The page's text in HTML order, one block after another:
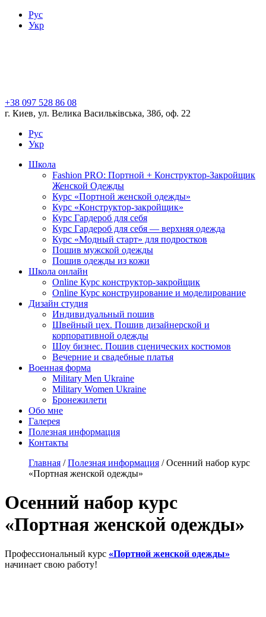
Рус
Укр
+38 097 528 86 08
г. Киев, ул. Велика Васильківська, 38б, оф. 22
Рус
Укр
Школа
Fashion PRO: Портной + Конструктор-Закройщик
Женской Одежды
Курс «Портной женской одежды»
Курс «Конструктор-закройщик»
Курс Гардероб для себя
Курс Гардероб для себя — верхняя одежда
Курс «Модный старт» для подростков
Пошив мужской одежды
Пошив одежды из кожи
Школа онлайн
Online Курс конструктор-закройщик
Online Курс конструирование и моделирование
Дизайн студия
Индивидуальный пошив
Швейный цех. Пошив дизайнерской и
корпоративной одежды
Шоу бизнес. Пошив сценических костюмов
Вечерние и свадебные платья
Военная форма
Military Men Ukraine
Military Women Ukraine
Бронежилети
Обо мне
Галерея
Полезная информация
Контакты
Главная /Полезная информация /Осенний набор курс
«Портная женской одежды»
Осенний набор курс
«Портная женской одежды»
Профессиональный курс «Портной женской одежды»
начинает свою работу!